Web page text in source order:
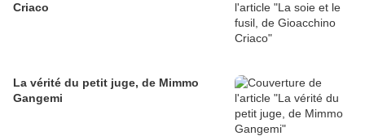
Criaco
La vérité du petit juge, de Mimmo
Gangemi